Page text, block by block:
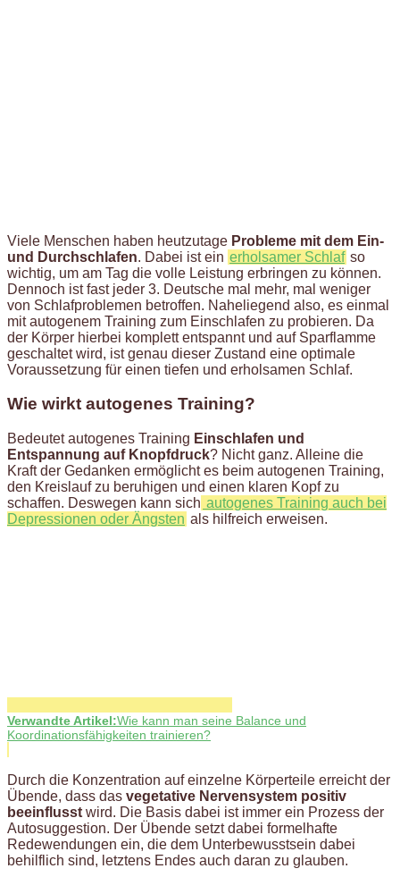
Viele Menschen haben heutzutage Probleme mit dem Ein-
und Durchschlafen. Dabei ist ein erholsamer Schlaf so
wichtig, um am Tag die volle Leistung erbringen zu können.
Dennoch ist fast jeder 3. Deutsche mal mehr, mal weniger
von Schlafproblemen betroffen. Naheliegend also, es einmal
mit autogenem Training zum Einschlafen zu probieren. Da
der Körper hierbei komplett entspannt und auf Sparflamme
geschaltet wird, ist genau dieser Zustand eine optimale
Voraussetzung für einen tiefen und erholsamen Schlaf.
Wie wirkt autogenes Training?
Bedeutet autogenes Training Einschlafen und
Entspannung auf Knopfdruck? Nicht ganz. Alleine die
Kraft der Gedanken ermöglicht es beim autogenen Training,
den Kreislauf zu beruhigen und einen klaren Kopf zu
schaffen. Deswegen kann sich autogenes Training auch bei
Depressionen oder Ängsten als hilfreich erweisen.
Verwandte Artikel:Wie kann man seine Balance und
Koordinationsfähigkeiten trainieren?
Durch die Konzentration auf einzelne Körperteile erreicht der
Übende, dass das vegetative Nervensystem positiv
beeinflusst wird. Die Basis dabei ist immer ein Prozess der
Autosuggestion. Der Übende setzt dabei formelhafte
Redewendungen ein, die dem Unterbewusstsein dabei
behilflich sind, letztens Endes auch daran zu glauben.